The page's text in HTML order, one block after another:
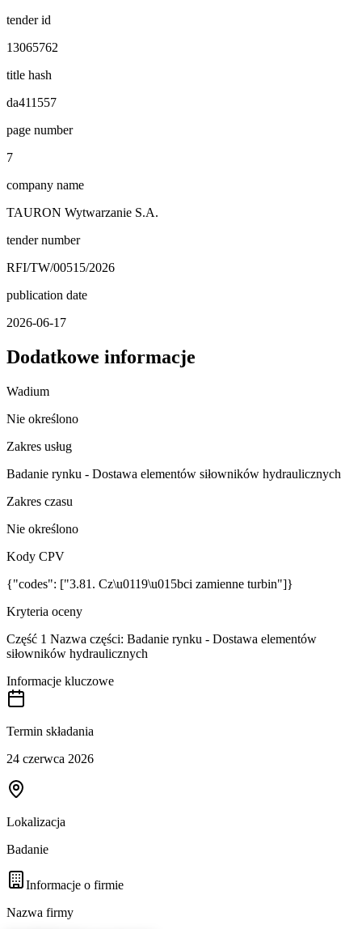
tender id
13065762
title hash
da411557
page number
7
company name
TAURON Wytwarzanie S.A.
tender number
RFI/TW/00515/2026
publication date
2026-06-17
Dodatkowe informacje
Wadium
Nie określono
Zakres usług
Badanie rynku - Dostawa elementów siłowników hydraulicznych
Zakres czasu
Nie określono
Kody CPV
{"codes": ["3.81. Cz\u0119\u015bci zamienne turbin"]}
Kryteria oceny
Część 1 Nazwa części: Badanie rynku - Dostawa elementów
siłowników hydraulicznych
Informacje kluczowe
Termin składania
24 czerwca 2026
Lokalizacja
Badanie
Informacje o firmie
Nazwa firmy